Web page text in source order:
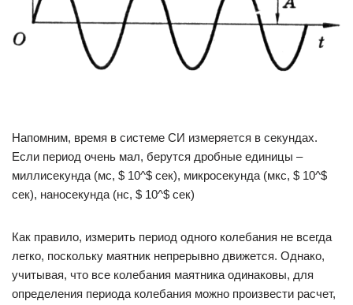
Напомним, время в системе СИ измеряется в секундах.
Если период очень мал, берутся дробные единицы –
миллисекунда (мс, $ 10^$ сек), микросекунда (мкс, $ 10^$
сек), наносекунда (нс, $ 10^$ сек)
Как правило, измерить период одного колебания не всегда
легко, поскольку маятник непрерывно движется. Однако,
учитывая, что все колебания маятника одинаковы, для
определения периода колебания можно произвести расчет,